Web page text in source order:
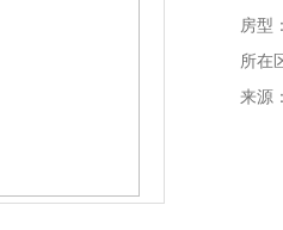
房型：
所在
来源：